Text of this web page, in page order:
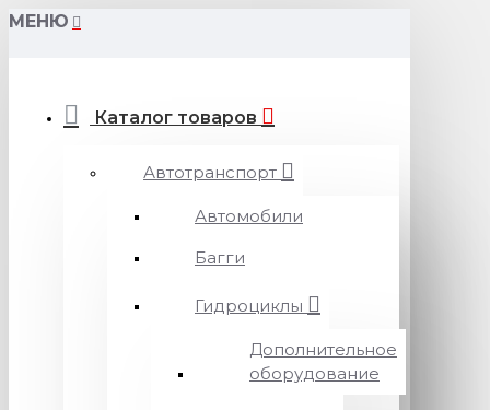
МЕНЮ
Каталог товаров
Автотранспорт
Автомобили
Багги
Гидроциклы
Дополнительное
оборудование